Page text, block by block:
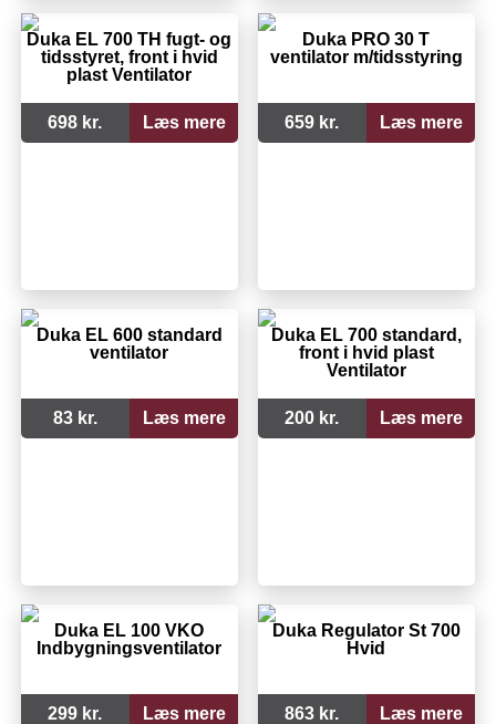
Duka EL 700 TH fugt- og
tidsstyret, front i hvid
plast Ventilator
698 kr. Læs mere
Duka PRO 30 T
ventilator m/tidsstyring
659 kr. Læs mere
Duka EL 600 standard
ventilator
83 kr. Læs mere
Duka EL 700 standard,
front i hvid plast
Ventilator
200 kr. Læs mere
Duka EL 100 VKO
Indbygningsventilator
299 kr. Læs mere
Duka Regulator St 700
Hvid
863 kr. Læs mere